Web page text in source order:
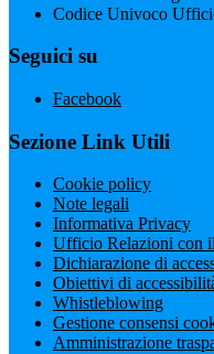
Codice Univoco
Seguici su
Facebook
Sezione Link Utili
Cookie policy
Note legali
Informativa Privacy
Ufficio Relazioni con
Dichiarazione di
Obiettivi di
Whistleblowing
Gestione consensi
Amministrazione